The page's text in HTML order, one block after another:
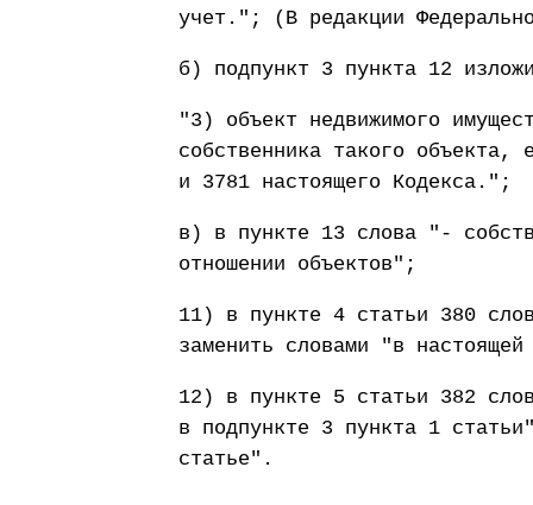
учет."; (В редакции
б) подпункт 3 пункта 12
"3) объект недвижимого
собственника такого объекта,
и 3781 настоящего Кодекса.";
в) в пункте 13 слова "-
отношении объектов";
11) в пункте 4 статьи 380
заменить словами "в
12) в пункте 5 статьи 382
в подпункте 3 пункта 1
статье".